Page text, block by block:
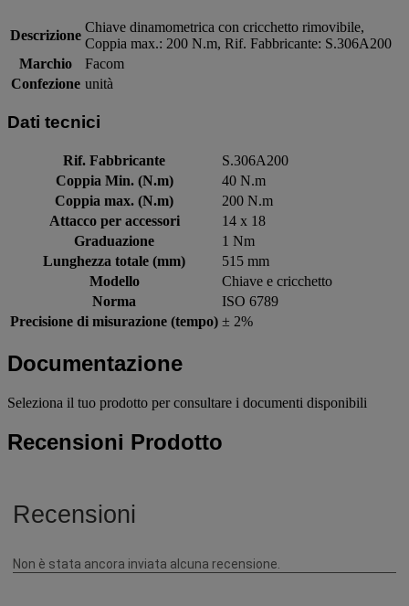
Descrizione
Chiave dinamometrica con cricchetto rimovibile,
Coppia max.: 200 N.m, Rif. Fabbricante: S.306A200
Marchio
Facom
Confezione unità
Dati tecnici
Rif. Fabbricante
S.306A200
Coppia Min. (N.m)
40 N.m
Coppia max. (N.m)
200 N.m
Attacco per accessori
14 x 18
Graduazione
1 Nm
Lunghezza totale (mm)
515 mm
Modello
Chiave e cricchetto
Norma
ISO 6789
Precisione di misurazione (tempo) ± 2%
Documentazione
Seleziona il tuo prodotto per consultare i documenti disponibili
Recensioni Prodotto